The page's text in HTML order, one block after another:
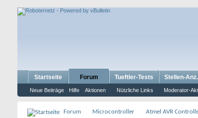
Startseite Forum
Neue Beiträge Hilfe Aktionen Nützliche Links Moderator-
Tueftler-Tests Stellen-
Forum Microcontroller Atmel AVR